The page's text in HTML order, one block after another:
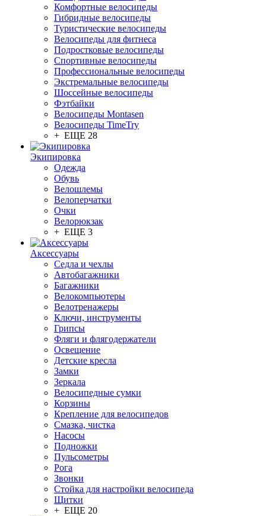
Комфортные велосипеды
Гибридные велосипеды
Туристические велосипеды
Велосипеды для фитнеса
Подростковые велосипеды
Спортивные велосипеды
Профессиональные велосипеды
Экстремальные велосипеды
Шоссейные велосипеды
Фэтбайки
Велосипеды Montasen
Велосипеды TimeTry
+ ЕЩЕ 28
Экипировка
Одежда
Обувь
Велошлемы
Велоперчатки
Очки
Велорюкзак
+ ЕЩЕ 3
Аксессуары
Седла и чехлы
Автобагажники
Багажники
Велокомпьютеры
Велотренажеры
Ключи, инструменты
Грипсы
Фляги и флягодержатели
Освещение
Детские кресла
Замки
Зеркала
Велосипедные сумки
Корзины
Крепление для велосипедов
Смазка, чистка
Насосы
Подножки
Пульсометры
Рога
Звонки
Стойка для настройки велосипеда
Щитки
+ ЕЩЕ 20